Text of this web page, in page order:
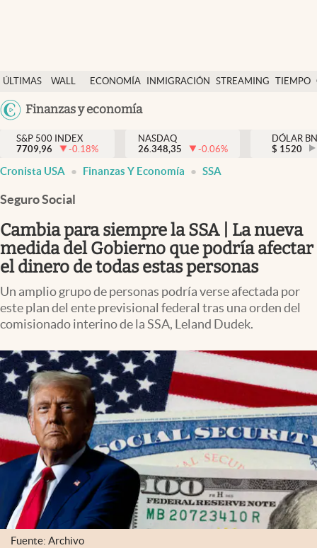
ÚLTIMAS
NOTICIAS
WALL
DÓLAR
ECONOMÍA INMIGRACIÓN STREAMING TIEMPO
México
Finanzas y economía
Finanzas y economía
Wall Street y dólar
Inmigración
Espiritual
Streaming
PC y mobile
Lifestyle
USA
S&P 500 INDEX
7709,96
-0.18%
NASDAQ
26.348,35
-0.06%
DÓLAR
$ 1520
Cronista USA Finanzas Y Economía SSA
Seguro Social
Cambia para siempre la SSA | La nueva
medida del Gobierno que podría afectar
el dinero de todas estas personas
Un amplio grupo de personas podría verse afectada por
este plan del ente previsional federal tras una orden del
comisionado interino de la SSA, Leland Dudek.
Fuente: Archivo